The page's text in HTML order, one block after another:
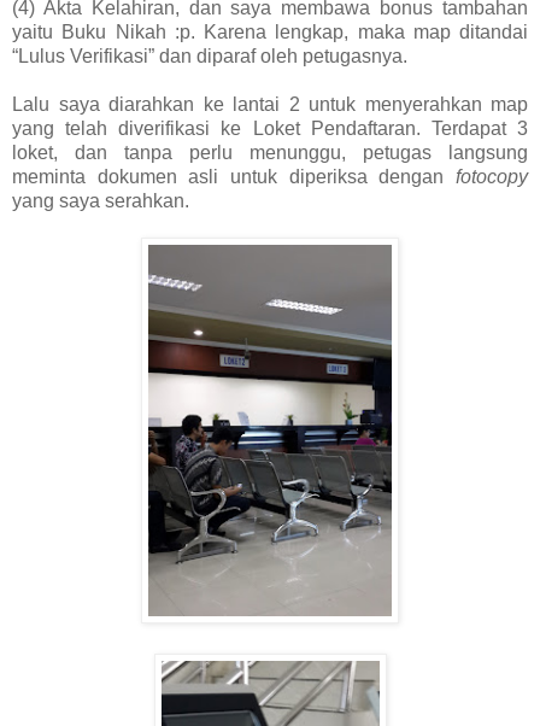
(4) Akta Kelahiran, dan saya membawa bonus tambahan
yaitu Buku Nikah :p. Karena lengkap, maka map ditandai
“Lulus Verifikasi” dan diparaf oleh petugasnya.
Lalu saya diarahkan ke lantai 2 untuk menyerahkan map
yang telah diverifikasi ke Loket Pendaftaran. Terdapat 3
loket, dan tanpa perlu menunggu, petugas langsung
meminta dokumen asli untuk diperiksa dengan fotocopy
yang saya serahkan.